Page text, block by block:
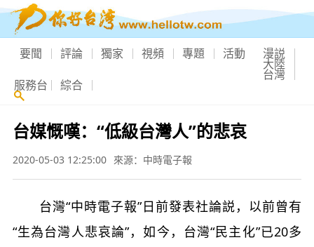
要聞 評論 獨家 視頻 專題 活動 漫説
大陸
台灣
服務台 綜合
台媒慨嘆：“低級台灣人”的悲哀
2020-05-03 12:25:00 來源：中時電子報
台灣“中時電子報”日前發表社論説，以前曾有
“生為台灣人悲哀論”，如今，台灣“民主化”已20多